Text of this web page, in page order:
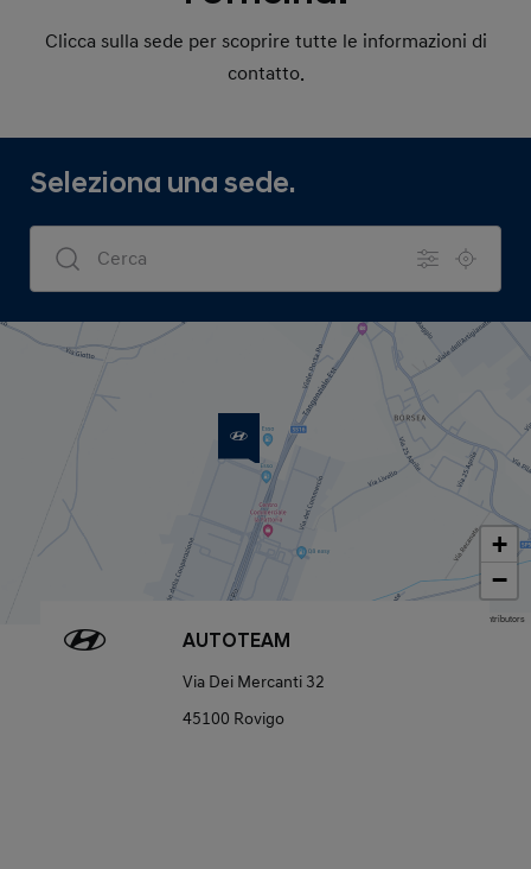
Clicca sulla sede per scoprire tutte le informazioni di
contatto.
+
−
Map data © OpenStreetMap contributors
Seleziona una sede.
Dealers Search
AUTOTEAM
Via Dei Mercanti 32
45100 Rovigo